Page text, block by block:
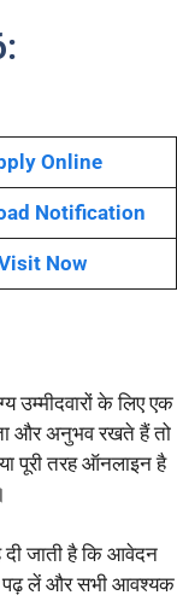
Online
Notification
Now
उम्मीदवारों के लिए एक
और अनुभव रखते हैं तो
पूरी तरह ऑनलाइन है
दी जाती है कि आवेदन
पढ़ लें और सभी आवश्यक